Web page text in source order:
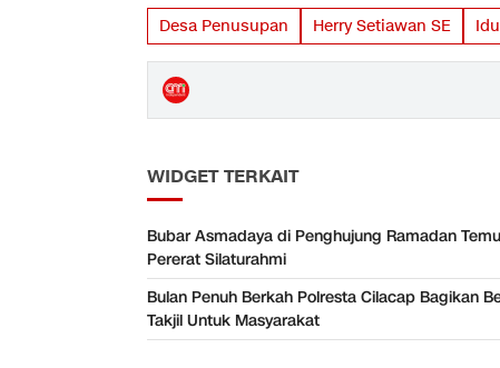
Desa Penusupan Herry Setiawan SE
WIDGET TERKAIT
Bubar Asmadaya di Penghujung Ramadan
Pererat Silaturahmi
Bulan Penuh Berkah Polresta Cilacap Bagikan
Takjil Untuk Masyarakat